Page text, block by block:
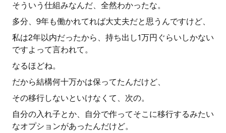
そういう仕組みなんだ、全然わかったな。
多分、9年も働かれてれば大丈夫だと思うんですけど、
私は2年以内だったから、持ち出し1万円ぐらいしかない
ですよって言われて。
なるほどね。
だから結構何十万かは保ってたんだけど、
その移行しないといけなくて、次の。
自分の入れ子とか、自分で作ってそこに移行するみたい
なオプションがあったんだけど。